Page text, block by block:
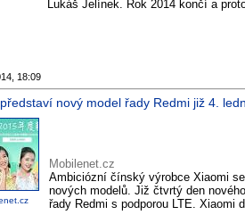
Lukáš Jelínek. Rok 2014 končí a
18:09
nový model řady Redmi již 4.
Mobilenet.cz
Ambiciózní čínský výrobce Xiaomi
nových modelů. Již čtvrtý den
řady Redmi s podporou LTE. Xiaomi